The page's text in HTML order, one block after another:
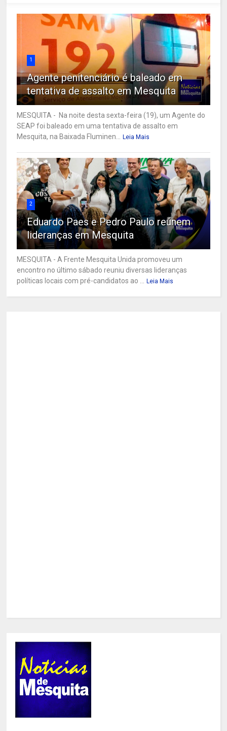
1
Agente penitenciário é baleado em
tentativa de assalto em Mesquita
MESQUITA - Na noite desta sexta-feira (19), um Agente do
SEAP foi baleado em uma tentativa de assalto em
Mesquita, na Baixada Fluminen... Leia Mais
2
Eduardo Paes e Pedro Paulo reúnem
lideranças em Mesquita
MESQUITA - A Frente Mesquita Unida promoveu um
encontro no último sábado reuniu diversas lideranças
políticas locais com pré-candidatos ao ... Leia Mais